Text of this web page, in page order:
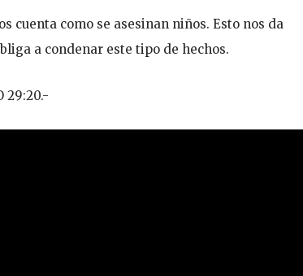
cuenta como se asesinan niños. Esto nos da
a condenar este tipo de hechos.
29:20.-